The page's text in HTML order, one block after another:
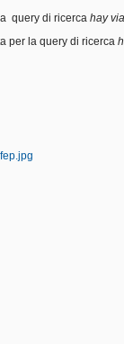
query di ricerca hay
per la query di ricerca